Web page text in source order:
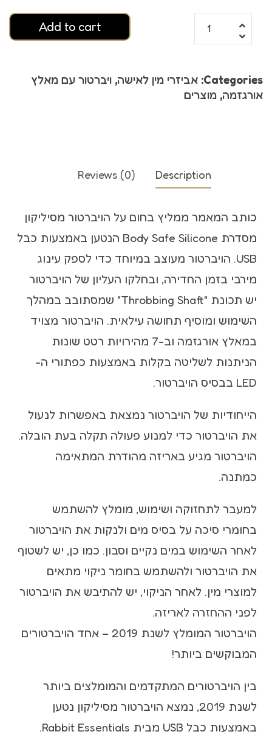
Add to cart
Categories: אביזרי מין לאישה, ויברטור עם מאלץ
אורגזמה, מוצרים
Description
Reviews (0)
כותב המאמר ממליץ בחום על הויברטור מסיליקון
מסדרת Body Safe Silicone הנטען באמצעות כבל
USB. הויברטור מעוצב במיוחד כדי לספק עינוג
מירבי בזמן החדירה, ובחלקו העליון של הויברטור
יש תכונת "Throbbing Shaft" שמסתובב במהלך
השימוש ומוסיף תחושה עילאית. הויברטור מצויד
במאלץ אורגזמה וב-7 מהירויות רטט שונות
הניתנות לשליטה בקלות באמצעות כפתורי ה-
LED בבסיס הויברטור.
הייחודיות של הויברטור נמצאת באפשרות לנעול
את הויברטור כדי למנוע פעולה תקלה בעת הובלה.
הויברטור מגיע באריזה מהודרת המתאימה
כמתנה.
למעבר לתחזוקה ושימוש, מומלץ להשתמש
בחומרי סיכה על בסיס מים ולנקות את הויברטור
לאחר השימוש במים נקיים וסבון. כמו כן, יש לשטוף
את הויברטור ולהשתמש בחומר ניקוי מתאים
למוצרי מין. לאחר הניקוי, יש להתיבש את הויברטור
לפני ההחזרה לאריזה.
הויברטור המומלץ לשנת 2019 – אחד הויברטורים
המבוקשים ביותר!
בין הויברטורים המתקדמים והמומלצים ביותר
לשנת 2019, נמצא הויברטור מסיליקון נטען
באמצעות כבל USB מבית Rabbit Essentials.